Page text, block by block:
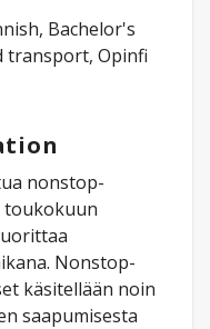
Bachelor's
transport, Opinfi
nonstop-
toukokuun
Nonstop-
käsitellään noin
saapumisesta